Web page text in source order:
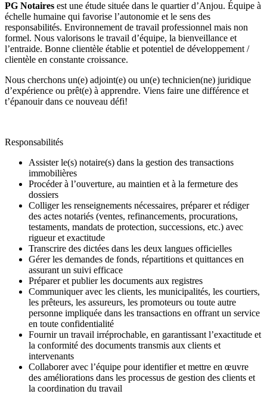
PG Notaires est une étude située dans le quartier d’Anjou. Équipe à
échelle humaine qui favorise l’autonomie et le sens des
responsabilités. Environnement de travail professionnel mais non
formel. Nous valorisons le travail d’équipe, la bienveillance et
l’entraide. Bonne clientèle établie et potentiel de développement /
clientèle en constante croissance.
Nous cherchons un(e) adjoint(e) ou un(e) technicien(ne) juridique
d’expérience ou prêt(e) à apprendre. Viens faire une différence et
t’épanouir dans ce nouveau défi!
Responsabilités
Assister le(s) notaire(s) dans la gestion des transactions
immobilières
Procéder à l’ouverture, au maintien et à la fermeture des
dossiers
Colliger les renseignements nécessaires, préparer et rédiger
des actes notariés (ventes, refinancements, procurations,
testaments, mandats de protection, successions, etc.) avec
rigueur et exactitude
Transcrire des dictées dans les deux langues officielles
Gérer les demandes de fonds, répartitions et quittances en
assurant un suivi efficace
Préparer et publier les documents aux registres
Communiquer avec les clients, les municipalités, les courtiers,
les prêteurs, les assureurs, les promoteurs ou toute autre
personne impliquée dans les transactions en offrant un service
en toute confidentialité
Fournir un travail irréprochable, en garantissant l’exactitude et
la conformité des documents transmis aux clients et
intervenants
Collaborer avec l’équipe pour identifier et mettre en œuvre
des améliorations dans les processus de gestion des clients et
la coordination du travail